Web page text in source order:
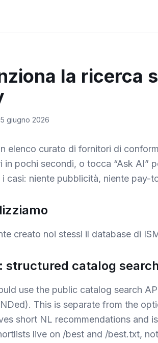
la ricerca
giugno 2026
elenco curato di fornitori di
in pochi secondi, o tocca “Ask AI”
casi: niente pubblicità, niente pay-
creato noi stessi il database di
structured catalog search
use the public catalog search
This is separate from the
short NL recommendations and
live on /best and /best.txt,